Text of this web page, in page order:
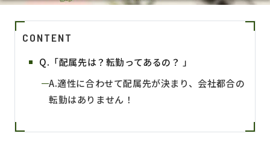
CONTENT
Q.「配属先は？転勤ってあるの？ 」
A.適性に合わせて配属先が決まり、会社都合の
転勤はありません！